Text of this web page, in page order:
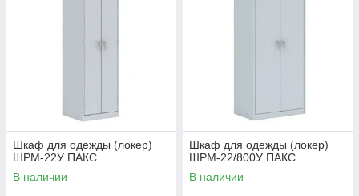
Шкаф для одежды (локер)
ШРМ-22У ПАКС
В наличии
Шкаф для одежды (локер)
ШРМ-22/800У ПАКС
В наличии